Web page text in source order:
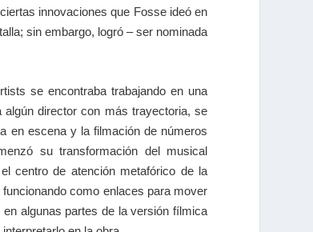
innovaciones que Fosse ideó en
sin embargo, logró – ser nominada
se encontraba trabajando en una
director con más trayectoria, se
en escena y la filmación de números
su transformación del musical
centro de atención metafórico de la
como enlaces para mover
algunas partes de la versión fílmica